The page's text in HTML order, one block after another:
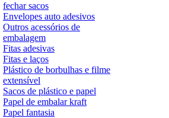
fechar sacos
Envelopes auto adesivos
Outros acessórios de
embalagem
Fitas adesivas
Fitas e laços
Plástico de borbulhas e filme
extensível
Sacos de plástico e papel
Papel de embalar kraft
Papel fantasia